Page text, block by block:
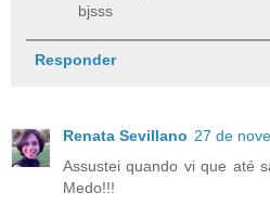
bjsss
Responder
Renata Sevillano 27 de
Assustei quando vi que até
Medo!!!